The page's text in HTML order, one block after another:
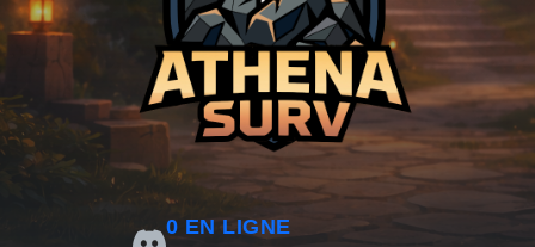
0 EN LIGNE